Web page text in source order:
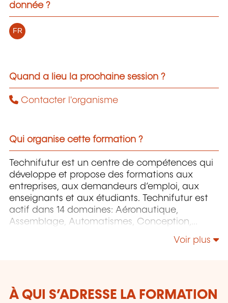
donnée ?
FR
Quand a lieu la prochaine session ?
Contacter l'organisme
Qui organise cette formation ?
Technifutur est un centre de compétences qui
développe et propose des formations aux
entreprises, aux demandeurs d’emploi, aux
enseignants et aux étudiants. Technifutur est
actif dans 14 domaines: Aéronautique,
Assemblage, Automatismes, Conception,
Énergie et Environnement, Image et Multimédia,
Informatique, Maintenance, Mesures et
Voir plus
À QUI S’ADRESSE LA FORMATION